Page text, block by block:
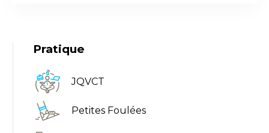
Pratique
JQVCT
Petites Foulées